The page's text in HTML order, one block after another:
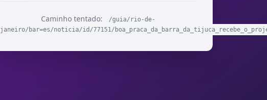
Caminho tentado:
/guia/rio-de-
janeiro/bar=es/noticia/id/77151/